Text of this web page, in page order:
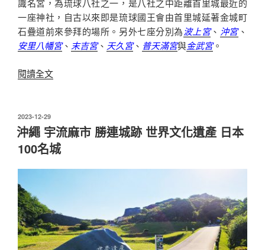
社〉
識名宮，為琉球八社之一，是八社之中距離首里城最近的
一座神社，自古以來即是琉球國王會由首里城延著金城町
石疊道前來參拜的場所。另外七座分別為波上宮、 沖宮、
安里八幡宮、 末吉宮、 天久宮、 普天滿宮與金武宮。
閱讀全文〈沖
宮
琉
球
八
禮
有
著
發
佈
於
2023-12-29
沖繩 宇流麻市 勝連城跡 世界文化遺產 日本
100名城